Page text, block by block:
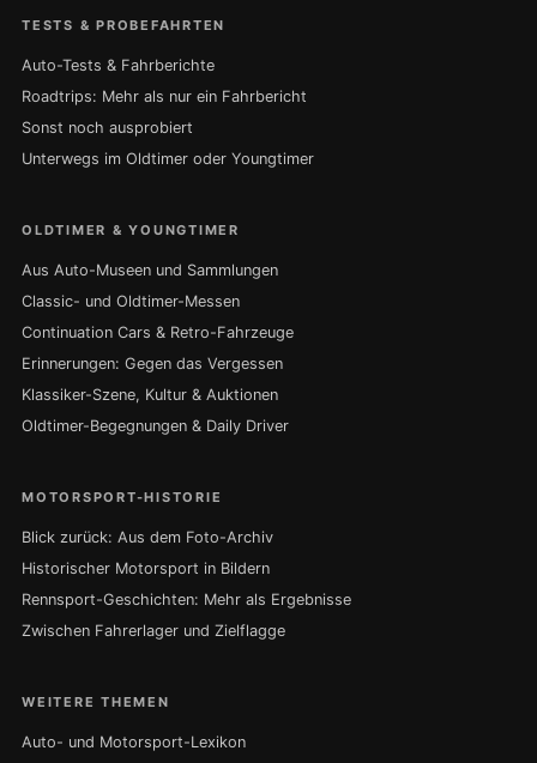
TESTS & PROBEFAHRTEN
Auto-Tests & Fahrberichte
Roadtrips: Mehr als nur ein Fahrbericht
Sonst noch ausprobiert
Unterwegs im Oldtimer oder Youngtimer
OLDTIMER & YOUNGTIMER
Aus Auto-Museen und Sammlungen
Classic- und Oldtimer-Messen
Continuation Cars & Retro-Fahrzeuge
Erinnerungen: Gegen das Vergessen
Klassiker-Szene, Kultur & Auktionen
Oldtimer-Begegnungen & Daily Driver
MOTORSPORT-HISTORIE
Blick zurück: Aus dem Foto-Archiv
Historischer Motorsport in Bildern
Rennsport-Geschichten: Mehr als Ergebnisse
Zwischen Fahrerlager und Zielflagge
WEITERE THEMEN
Auto- und Motorsport-Lexikon